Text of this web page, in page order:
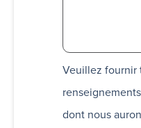
Veuillez fournir
dont nous